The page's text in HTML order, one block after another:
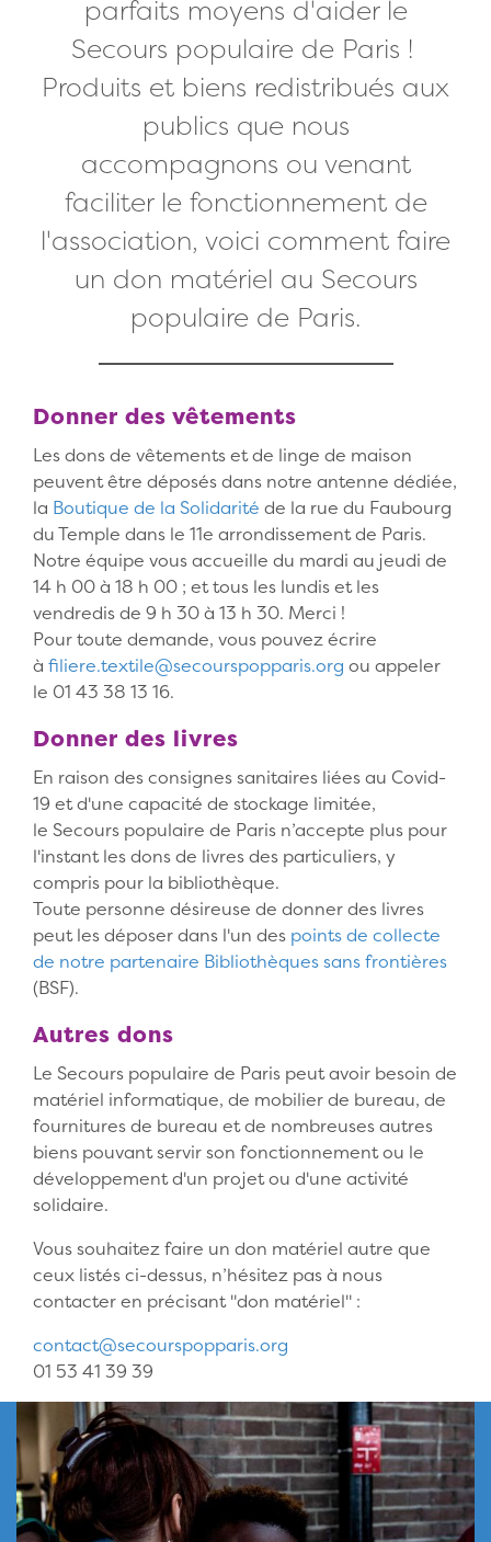
parfaits moyens d'aider le
Secours populaire de Paris !
Produits et biens redistribués aux
publics que nous
accompagnons ou venant
faciliter le fonctionnement de
l'association, voici comment faire
un don matériel au Secours
populaire de Paris.
Donner des vêtements
Les dons de vêtements et de linge de maison
peuvent être déposés dans notre antenne dédiée,
la Boutique de la Solidarité de la rue du Faubourg
du Temple dans le 11e arrondissement de Paris.
Notre équipe vous accueille du mardi au jeudi de
14 h 00 à 18 h 00 ; et tous les lundis et les
vendredis de 9 h 30 à 13 h 30. Merci !
Pour toute demande, vous pouvez écrire
à filiere.textile@secourspopparis.org ou appeler
le 01 43 38 13 16.
Donner des livres
En raison des consignes sanitaires liées au Covid-
19 et d'une capacité de stockage limitée,
le Secours populaire de Paris n’accepte plus pour
l'instant les dons de livres des particuliers, y
compris pour la bibliothèque.
Toute personne désireuse de donner des livres
peut les déposer dans l'un des points de collecte
de notre partenaire Bibliothèques sans frontières
(BSF).
Autres dons
Le Secours populaire de Paris peut avoir besoin de
matériel informatique, de mobilier de bureau, de
fournitures de bureau et de nombreuses autres
biens pouvant servir son fonctionnement ou le
développement d'un projet ou d'une activité
solidaire.
Vous souhaitez faire un don matériel autre que
ceux listés ci-dessus, n’hésitez pas à nous
contacter en précisant "don matériel" :
contact@secourspopparis.org
01 53 41 39 39